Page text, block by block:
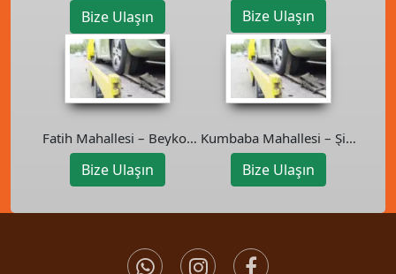
Bize Ulaşın Bize Ulaşın
Fatih Mahallesi – Beykoz
Oto Kurtarıcı
Bize Ulaşın
Kumbaba Mahallesi – Şile
Oto Kurtarıcı
Bize Ulaşın